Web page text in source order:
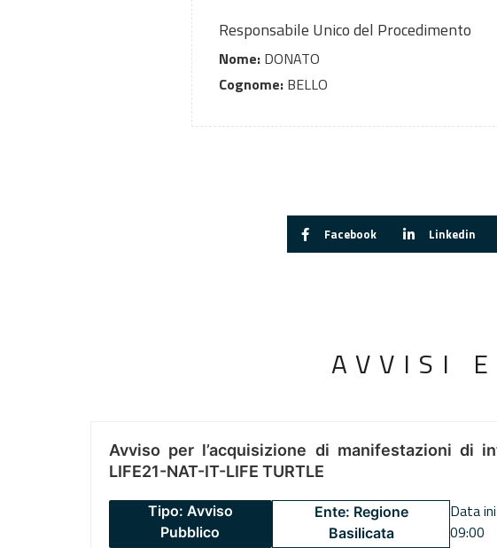
Responsabile Unico del Procedimento
Nome: DONATO
Cognome: BELLO
Facebook Linkedin
AVVISI
Avviso per l’acquisizione di manifestazioni di
LIFE21-NAT-IT-LIFE TURTLE
Tipo: Avviso
Pubblico
Ente: Regione
Basilicata
Data
09:00